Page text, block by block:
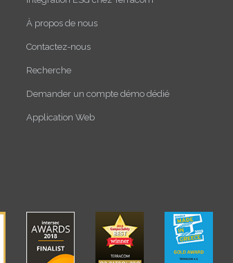
À propos de nous
Contactez-nous
Recherche
Demander un compte démo dédié
Application Web